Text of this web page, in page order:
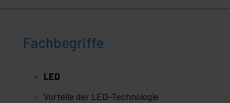
Fachbegriffe
LED
Vorteile der LED-Technologie